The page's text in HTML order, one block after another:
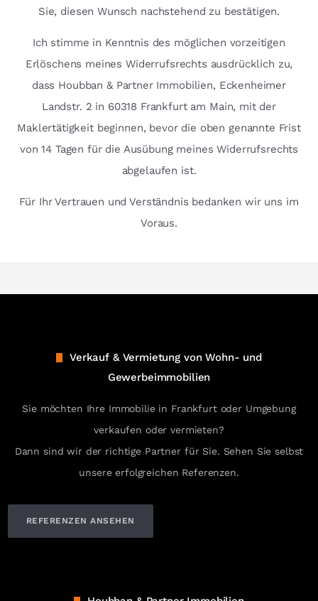
Sie, diesen Wunsch nachstehend zu bestätigen.
Ich stimme in Kenntnis des möglichen vorzeitigen
Erlöschens meines Widerrufsrechts ausdrücklich zu,
dass Houbban & Partner Immobilien, Eckenheimer
Landstr. 2 in 60318 Frankfurt am Main, mit der
Maklertätigkeit beginnen, bevor die oben genannte Frist
von 14 Tagen für die Ausübung meines Widerrufsrechts
abgelaufen ist.
Für Ihr Vertrauen und Verständnis bedanken wir uns im
Voraus.
Verkauf & Vermietung von Wohn- und
Gewerbeimmobilien
Sie möchten Ihre Immobilie in Frankfurt oder Umgebung
verkaufen oder vermieten?
Dann sind wir der richtige Partner für Sie. Sehen Sie selbst
unsere erfolgreichen Referenzen.
REFERENZEN ANSEHEN